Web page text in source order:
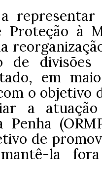
representar
Proteção à
de divisões
em
o objetivo
a
Penha
de
la